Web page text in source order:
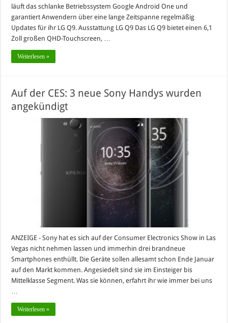
läuft das schlanke Betriebssystem Google Android One und
garantiert Anwendern über eine lange Zeitspanne regelmäßig
Updates für ihr LG Q9. Ausstattung LG Q9 Das LG Q9 bietet einen 6,1
Zoll großen QHD-Touchscreen, …
Weiterlesen »
Auf der CES: 3 neue Sony Handys wurden
angekündigt
ANZEIGE - Sony hat es sich auf der Consumer Electronics Show in Las
Vegas nicht nehmen lassen und immerhin drei brandneue
Smartphones enthüllt. Die Geräte sollen allesamt schon Ende Januar
auf den Markt kommen. Angesiedelt sind sie im Einsteiger bis
Mittelklasse Segment. Was sie können, erfahrt ihr wie immer bei uns
Weiterlesen »